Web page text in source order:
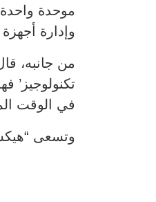
وإدارة
من جانبه،
تكنولوجيز’
في الوقت
وتسعى